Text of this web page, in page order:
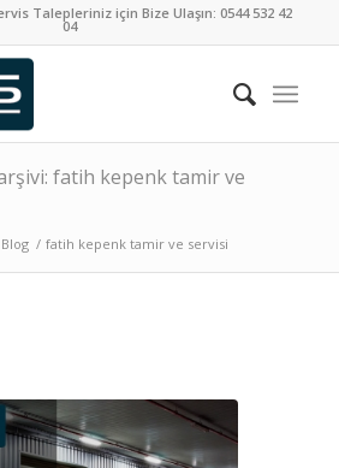
Talepleriniz için Bize Ulaşın:0544 532 42
04
fatih kepenk tamir ve
Blog / fatih kepenk tamir ve servisi